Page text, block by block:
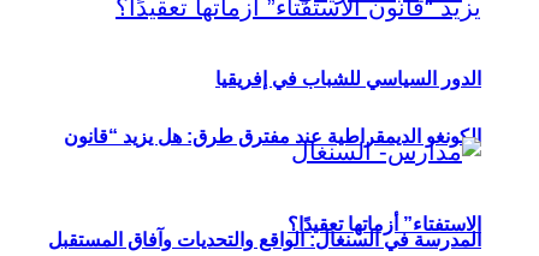
الكونغو الديمقراطية عند مفترق طرق: هل يزيد “قانون
الاستفتاء” أزماتها تعقيدًا؟
الدور السياسي للشباب في إفريقيا
المدرسة في السنغال: الواقع والتحديات وآفاق المستقبل